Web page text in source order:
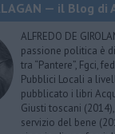
— il Blog
ALFREDO DE
passione politica è
tra “Pantere”, Fgci,
Pubblici Locali a
pubblicato i libri
Giusti toscani
servizio del bene